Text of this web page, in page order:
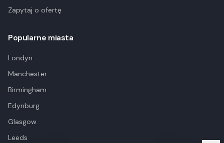
Zapytaj o ofertę
Popularne miasta
Londyn
Manchester
Birmingham
Edynburg
Glasgow
Leeds